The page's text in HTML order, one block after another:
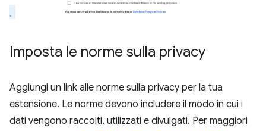
Imposta le norme sulla privacy
Aggiungi un link alle norme sulla privacy per la tua
estensione. Le norme devono includere il modo in cui i
dati vengono raccolti, utilizzati e divulgati. Per maggiori